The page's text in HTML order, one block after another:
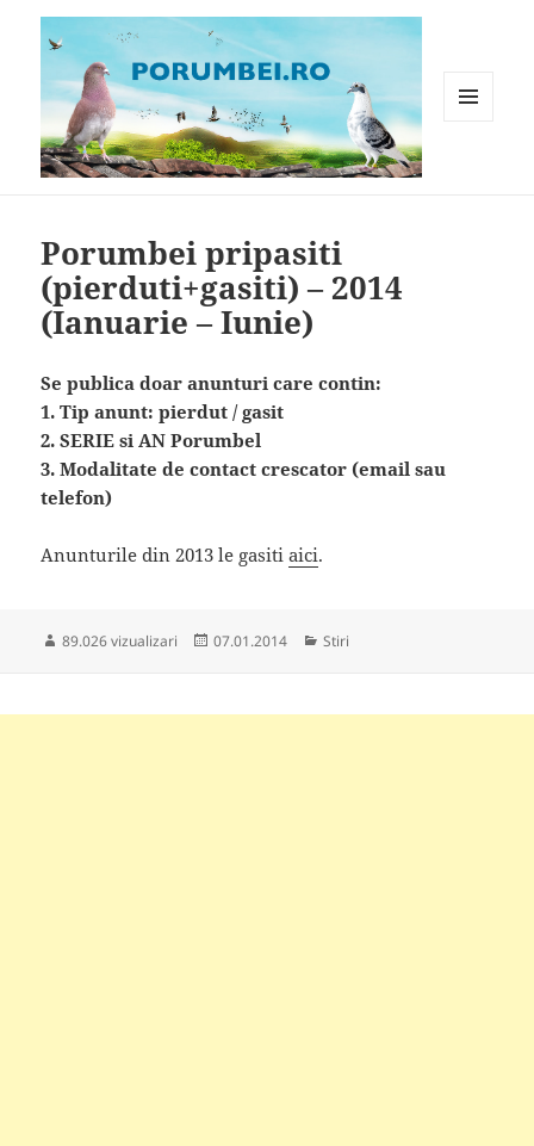
Porumbei pripasiti
(pierduti+gasiti) – 2014
(Ianuarie – Iunie)
Se publica doar anunturi care contin:
1. Tip anunt: pierdut / gasit
2. SERIE si AN Porumbel
3. Modalitate de contact crescator (email sau
telefon)
Anunturile din 2013 le gasitiaici.
89.026 vizualizari
Publicat
07.01.2014 Categorii
Stiri